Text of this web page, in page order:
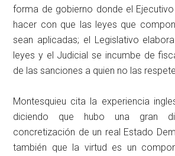
forma de gobierno donde el
hacer con que las leyes que
sean aplicadas; el Legislativo
leyes y el Judicial se incumbe de
de las sanciones a quien no las respete.
Montesquieu cita la experiencia
diciendo que hubo una gran
concretización de un real Estado
también que la virtud es un